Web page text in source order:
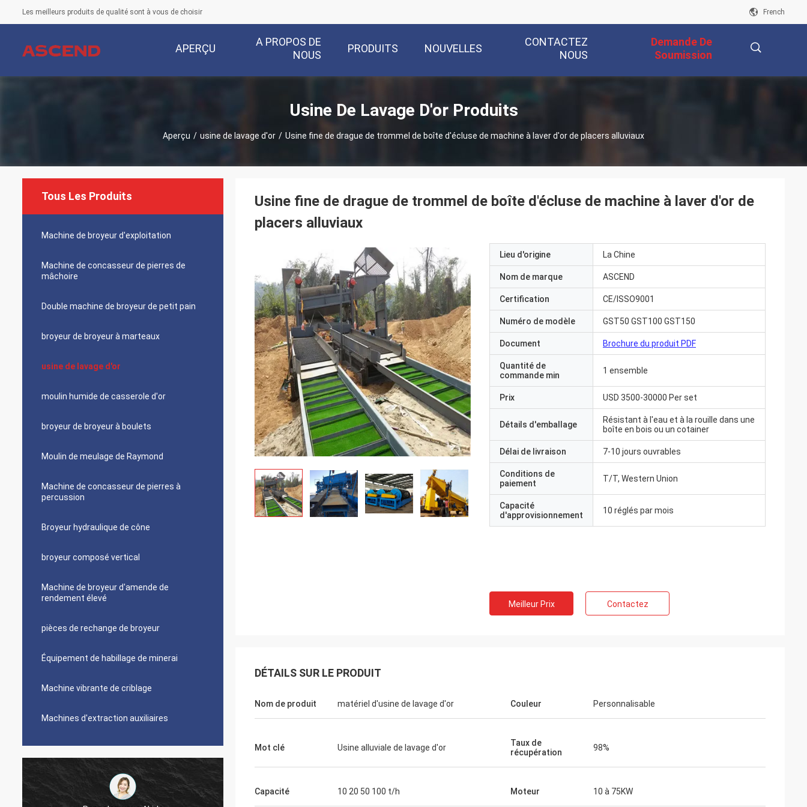
Les meilleurs produits de qualité sont à vous de choisir French
APERÇU
A PROPOS DE
NOUS
PRODUITS NOUVELLES
CONTACTEZ
NOUS
Demande De
Soumission
Usine De Lavage D'or Produits
Aperçu / usine de lavage d'or / Usine fine de drague de trommel de boîte d'écluse de machine à laver d'or de placers alluviaux
Tous Les Produits
Machine de broyeur d'exploitation
Machine de concasseur de pierres de
mâchoire
Double machine de broyeur de petit pain
broyeur de broyeur à marteaux
usine de lavage d'or
moulin humide de casserole d'or
broyeur de broyeur à boulets
Moulin de meulage de Raymond
Machine de concasseur de pierres à
percussion
Broyeur hydraulique de cône
broyeur composé vertical
Machine de broyeur d'amende de
rendement élevé
pièces de rechange de broyeur
Équipement de habillage de minerai
Machine vibrante de criblage
Machines d'extraction auxiliaires
Usine fine de drague de trommel de boîte d'écluse de machine à laver d'or de
placers alluviaux
Lieu d'origine La Chine
Nom de marque ASCEND
Certification CE/ISSO9001
Numéro de modèle GST50 GST100 GST150
Document Brochure du produit PDF
Quantité de
commande min
1 ensemble
Prix USD 3500-30000 Per set
Détails d'emballage
Résistant à l'eau et à la rouille dans une
boîte en bois ou un cotainer
Délai de livraison 7-10 jours ouvrables
Conditions de
paiement
T/T, Western Union
Capacité
d'approvisionnement
10 réglés par mois
Meilleur Prix Contactez
DÉTAILS SUR LE PRODUIT
Nom de produit matériel d'usine de lavage d'or Couleur Personnalisable
Mot clé Usine alluviale de lavage d'or
Taux de
récupération
98%
Capacité 10 20 50 100 t/h Moteur 10 à 75KW